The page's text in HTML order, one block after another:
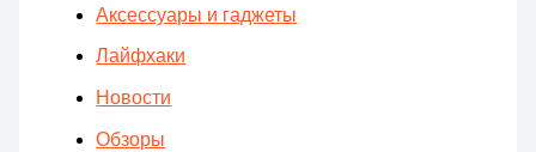
Аксессуары и гаджеты
Лайфхаки
Новости
Обзоры